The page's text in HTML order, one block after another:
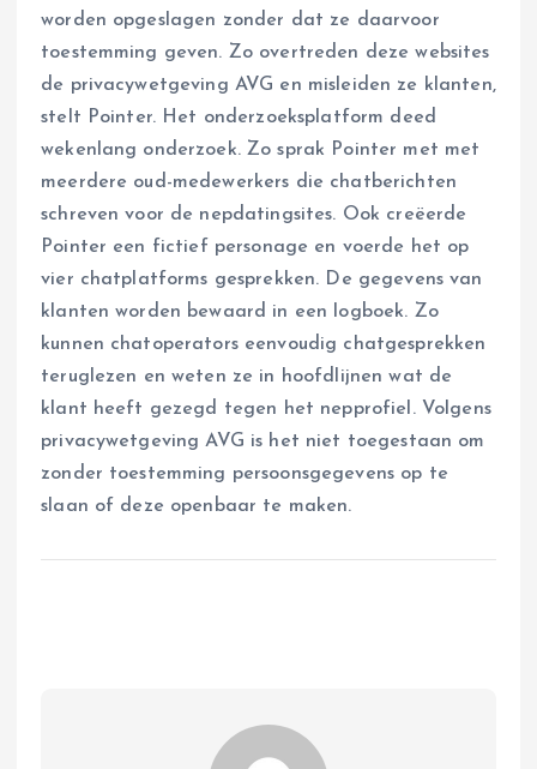
worden opgeslagen zonder dat ze daarvoor
toestemming geven. Zo overtreden deze websites
de privacywetgeving AVG en misleiden ze klanten,
stelt Pointer. Het onderzoeksplatform deed
wekenlang onderzoek. Zo sprak Pointer met met
meerdere oud-medewerkers die chatberichten
schreven voor de nepdatingsites. Ook creëerde
Pointer een fictief personage en voerde het op
vier chatplatforms gesprekken. De gegevens van
klanten worden bewaard in een logboek. Zo
kunnen chatoperators eenvoudig chatgesprekken
teruglezen en weten ze in hoofdlijnen wat de
klant heeft gezegd tegen het nepprofiel. Volgens
privacywetgeving AVG is het niet toegestaan om
zonder toestemming persoonsgegevens op te
slaan of deze openbaar te maken.